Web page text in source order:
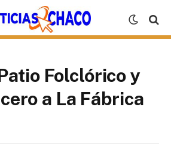
Folclórico y
a La Fábrica